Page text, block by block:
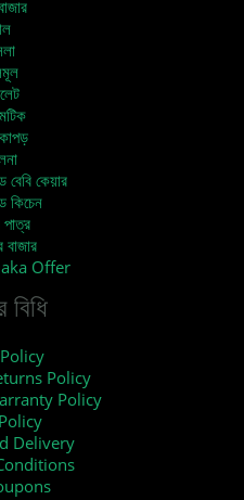
বেবি কেয়ার
কিচেন
পাত্র
Offer
বিধি
Policy
Policy
Delivery